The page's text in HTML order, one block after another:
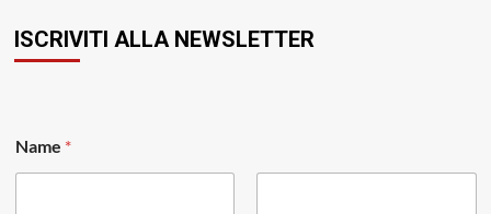
DUETTO,
ISCRIVITI ALLA NEWSLETTER
Name *